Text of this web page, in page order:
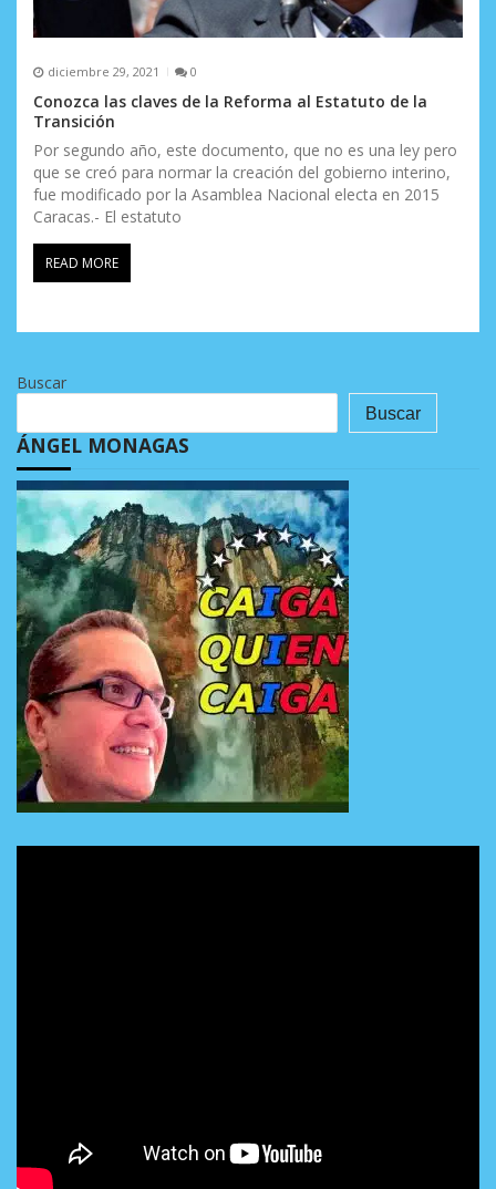
diciembre 29, 2021 0
Conozca las claves de la Reforma al Estatuto de la
Transición
Por segundo año, este documento, que no es una ley pero
que se creó para normar la creación del gobierno interino,
fue modificado por la Asamblea Nacional electa en 2015
Caracas.- El estatuto
READ MORE
Buscar
Buscar
ÁNGEL MONAGAS